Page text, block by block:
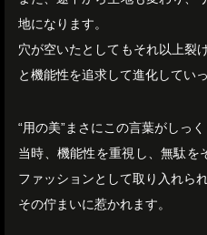
地になります。
穴が空いたとしてもそれ以上裂
と機能性を追求して進化してい
“用の美”まさにこの言葉がしっ
当時、機能性を重視し、無駄を
ファッションとして取り入れられ
その佇まいに惹かれます。